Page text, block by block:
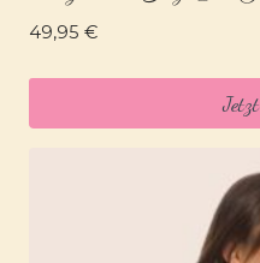
49,95 €